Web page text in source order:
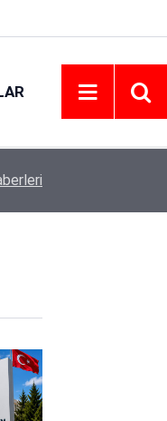
İlanı 2026 | Şartlar